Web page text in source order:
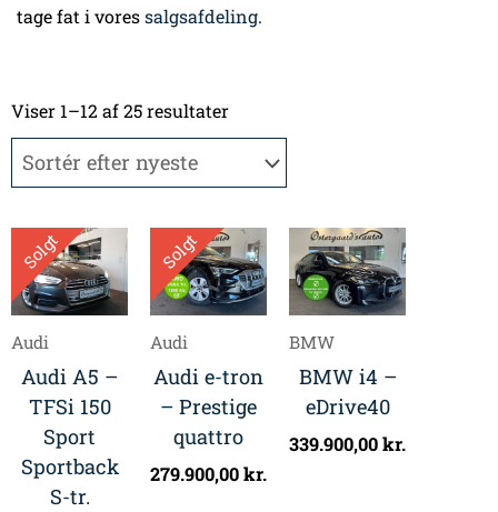
tage fat i voressalgsafdeling.
Viser 1–12 af 25 resultaterefter
Solgt
Audi
Audi A5 –
TFSi 150
Sport
Sportback
S-tr.
Solgt
Audi
Audi e-tron
– Prestige
quattro
279.900,00kr.
BMW
BMW i4 –
eDrive40
339.900,00kr.